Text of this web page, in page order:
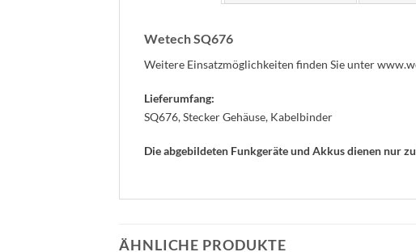
Wetech SQ676
Weitere Einsatzmöglichkeiten finden Sie unter
Lieferumfang:
SQ676, Stecker Gehäuse, Kabelbinder
Die abgebildeten Funkgeräte und Akkus dienen nur
ÄHNLICHE PRODUKTE